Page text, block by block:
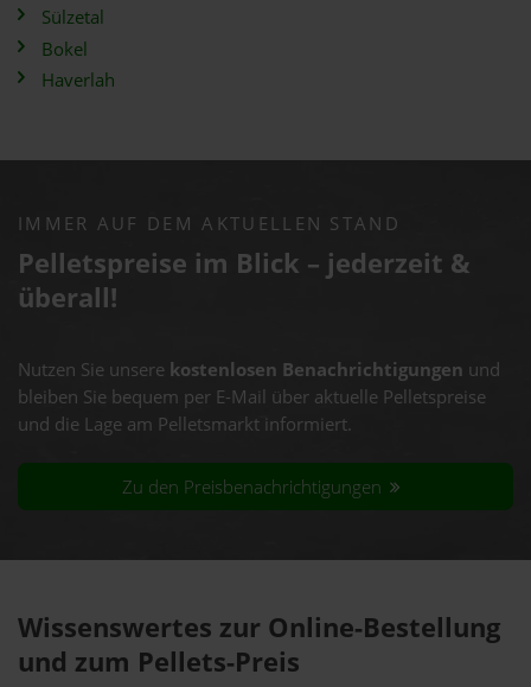
Sülzetal
Bokel
Haverlah
IMMER AUF DEM AKTUELLEN STAND
Pelletspreise im Blick – jederzeit &
überall!
Nutzen Sie unsere kostenlosen Benachrichtigungen und
bleiben Sie bequem per E-Mail über aktuelle Pelletspreise
und die Lage am Pelletsmarkt informiert.
Zu den Preisbenachrichtigungen
Wissenswertes zur Online-Bestellung
und zum Pellets-Preis